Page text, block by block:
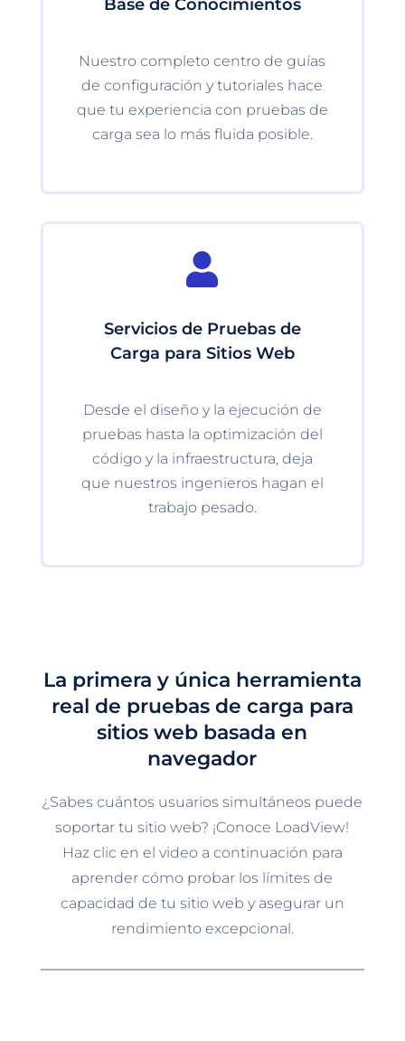
Base de Conocimientos
Nuestro completo centro de guías
de configuración y tutoriales hace
que tu experiencia con pruebas de
carga sea lo más fluida posible.

Servicios de Pruebas de
Carga para Sitios Web
Desde el diseño y la ejecución de
pruebas hasta la optimización del
código y la infraestructura, deja
que nuestros ingenieros hagan el
trabajo pesado.
La primera y única herramienta
real de pruebas de carga para
sitios web basada en
navegador
¿Sabes cuántos usuarios simultáneos puede
soportar tu sitio web? ¡Conoce LoadView!
Haz clic en el video a continuación para
aprender cómo probar los límites de
capacidad de tu sitio web y asegurar un
rendimiento excepcional.